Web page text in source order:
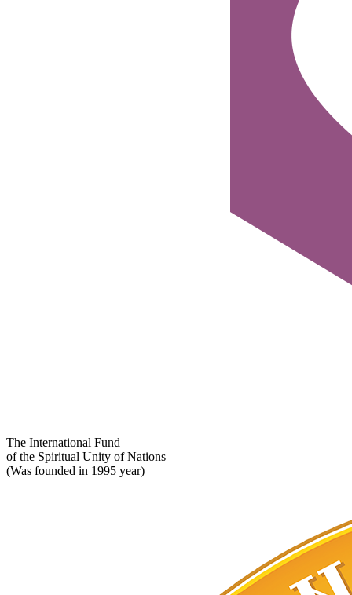
The International Fund
of the Spiritual Unity of Nations
(Was founded in 1995 year)